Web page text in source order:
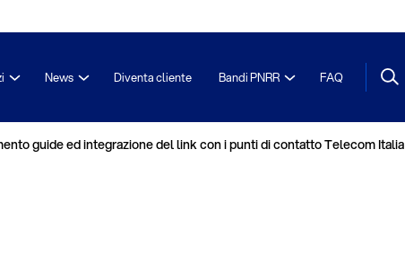
News Diventa cliente Bandi PNRR FAQ
guide ed integrazione del link con i punti di contatto Telecom Italia